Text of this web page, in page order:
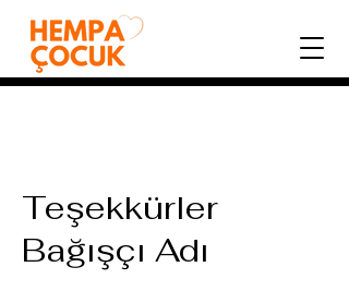
Teşekkürler
Bağışçı Adı